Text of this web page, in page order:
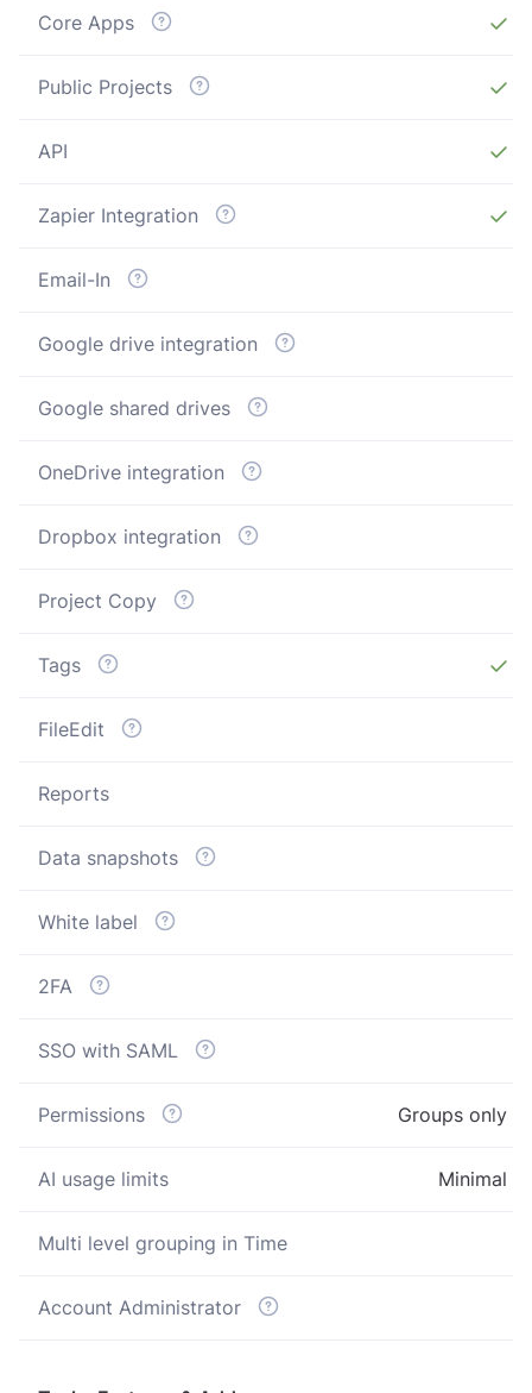
Core Apps
Public Projects
API
Zapier Integration
Email-In
Google drive integration
Google shared drives
OneDrive integration
Dropbox integration
Project Copy
Tags
FileEdit
Reports
Data snapshots
White label
2FA
SSO with SAML
Permissions Groups only
AI usage limits Minimal
Multi level grouping in Time
Account Administrator